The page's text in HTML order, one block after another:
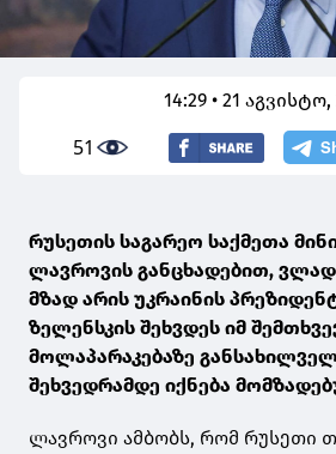
14:29 • 21 აგვისტო,
51
რუსეთის საგარეო საქმეთა
ლავროვის განცხადებით,
მზად არის უკრაინის
ზელენსკის შეხვდეს იმ
მოლაპარაკებაზე
შეხვედრამდე იქნება
ლავროვი ამბობს, რომ რუსეთი